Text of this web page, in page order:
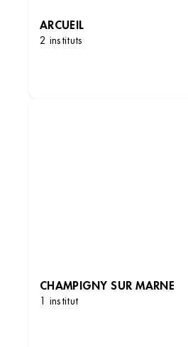
ARCUEIL
2 instituts
CHAMPIGNY SUR MARNE
1 institut